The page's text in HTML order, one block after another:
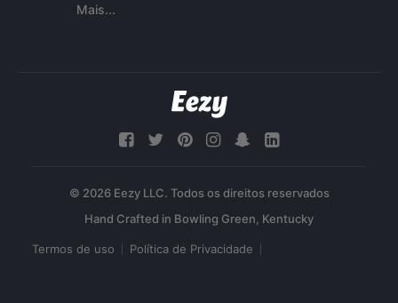
Mais...
© 2026 Eezy LLC. Todos os direitos reservados
Termos de uso Política de Privacidade